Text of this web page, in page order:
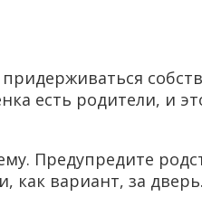
есть родители, и
Предупредите
как вариант, за